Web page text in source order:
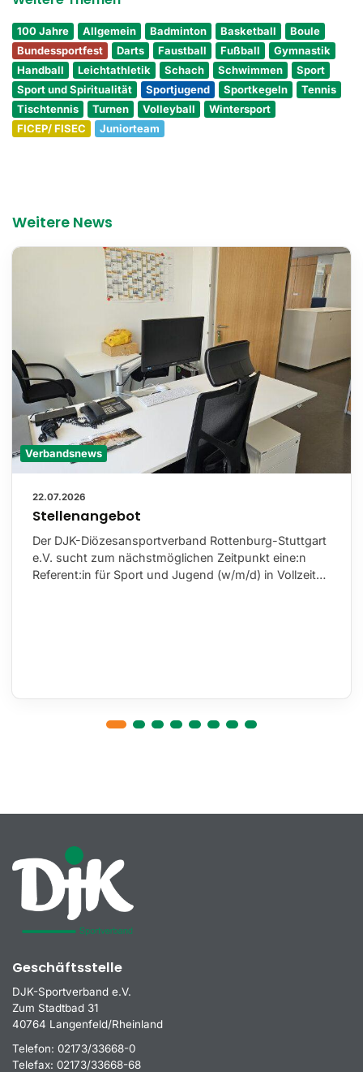
100 Jahre Allgemein Badminton Basketball
Boule
Bundessportfest
Darts Faustball Fußball
Gymnastik
Handball
Leichtathletik Schach Schwimmen
Sport
Sport und Spiritualität
Sportjugend Sportkegeln
Tennis
Tischtennis
Turnen Volleyball
Wintersport
FICEP/ FISEC
Juniorteam
Weitere News
Verbandsnews
22.07.2026
Stellenangebot
Der DJK-Diözesansportverband Rottenburg-Stuttgart
e.V. sucht zum nächstmöglichen Zeitpunkt eine:n
Referent:in für Sport und Jugend (w/m/d) in Vollzeit…
Geschäftsstelle
DJK-Sportverband e.V.
Zum Stadtbad 31
40764 Langenfeld/Rheinland
Telefon: 02173/33668-0
Telefax: 02173/33668-68